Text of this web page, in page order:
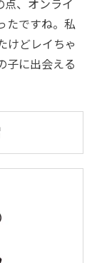
点、オンライ
たですね。私
けどレイちゃ
子に出会える